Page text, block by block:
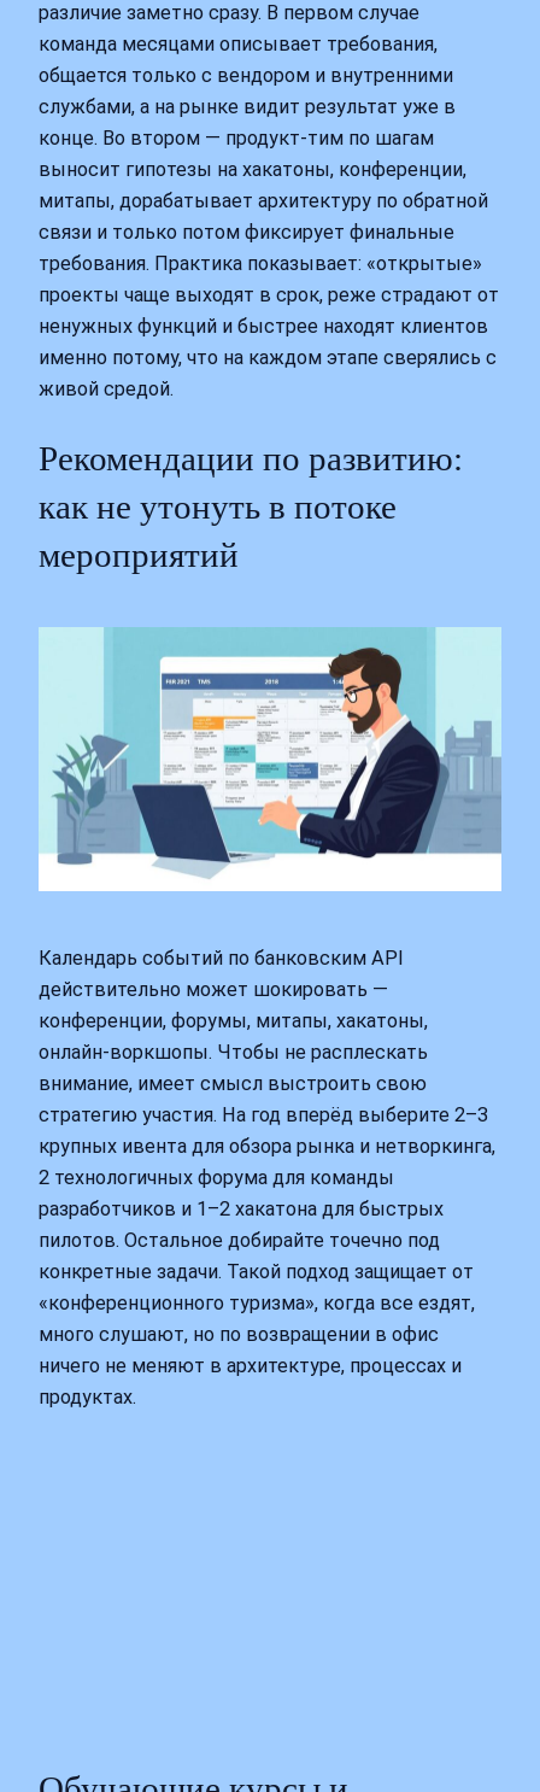
различие заметно сразу. В первом случае
команда месяцами описывает требования,
общается только с вендором и внутренними
службами, а на рынке видит результат уже в
конце. Во втором — продукт‑тим по шагам
выносит гипотезы на хакатоны, конференции,
митапы, дорабатывает архитектуру по обратной
связи и только потом фиксирует финальные
требования. Практика показывает: «открытые»
проекты чаще выходят в срок, реже страдают от
ненужных функций и быстрее находят клиентов
именно потому, что на каждом этапе сверялись с
живой средой.
Рекомендации по развитию:
как не утонуть в потоке
мероприятий
Календарь событий по банковским API
действительно может шокировать —
конференции, форумы, митапы, хакатоны,
онлайн‑воркшопы. Чтобы не расплескать
внимание, имеет смысл выстроить свою
стратегию участия. На год вперёд выберите 2–3
крупных ивента для обзора рынка и нетворкинга,
2 технологичных форума для команды
разработчиков и 1–2 хакатона для быстрых
пилотов. Остальное добирайте точечно под
конкретные задачи. Такой подход защищает от
«конференционного туризма», когда все ездят,
много слушают, но по возвращении в офис
ничего не меняют в архитектуре, процессах и
продуктах.